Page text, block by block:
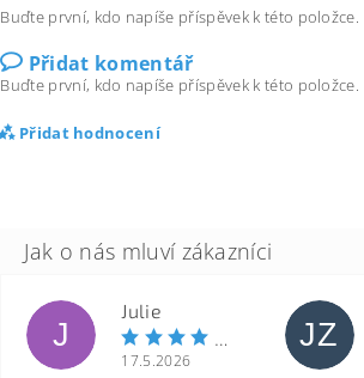
Buďte první, kdo napíše příspěvek k této položce.
Přidat komentář
Buďte první, kdo napíše příspěvek k této položce.
Přidat hodnocení
J
Julie
17.5.2026
JZ